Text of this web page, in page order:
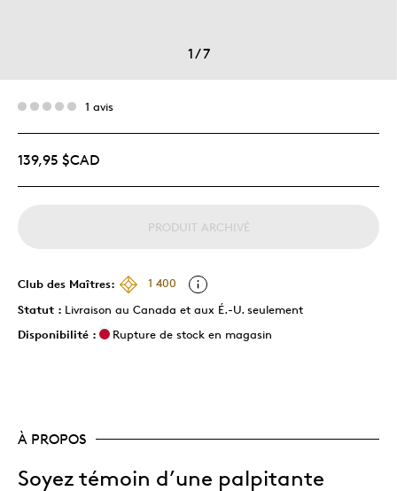
1/7
1 avis
139,95 $CAD
PRODUIT ARCHIVÉ
Club des Maîtres:
1 400
Statut : Livraison au Canada et aux É.-U. seulement
Disponibilité :
Rupture de stock en magasin
À PROPOS
Soyez témoin d’une palpitante